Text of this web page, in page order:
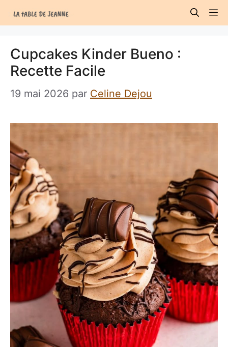
au
Cupcakes Kinder Bueno :
Recette Facile
19 mai 2026 par Celine Dejou